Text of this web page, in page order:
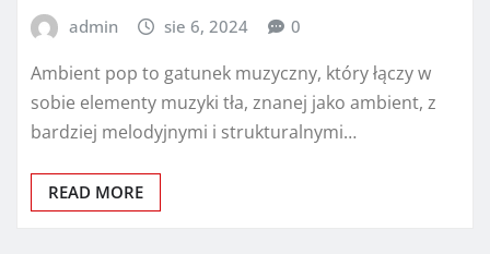
admin sie 6, 2024 0
Ambient pop to gatunek muzyczny, który łączy w
sobie elementy muzyki tła, znanej jako ambient, z
bardziej melodyjnymi i strukturalnymi…
READ MORE